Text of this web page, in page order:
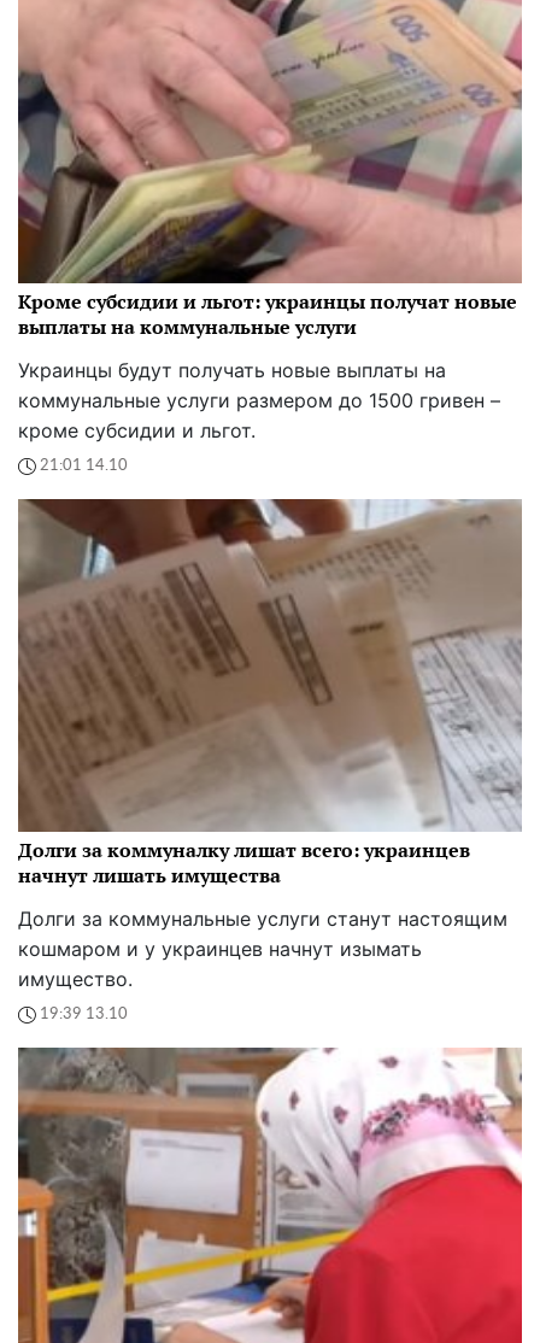
Кроме субсидии и льгот: украинцы получат новые
выплаты на коммунальные услуги
Украинцы будут получать новые выплаты на
коммунальные услуги размером до 1500 гривен –
кроме субсидии и льгот.
21:01 14.10
Долги за коммуналку лишат всего: украинцев
начнут лишать имущества
Долги за коммунальные услуги станут настоящим
кошмаром и у украинцев начнут изымать
имущество.
19:39 13.10